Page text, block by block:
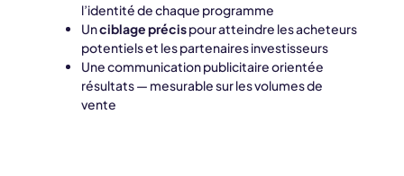
l’identité de chaque programme
Unciblage précispour atteindre les acheteurs
potentiels et les partenaires investisseurs
Une communication publicitaire orientée
résultats — mesurable sur les volumes de
vente